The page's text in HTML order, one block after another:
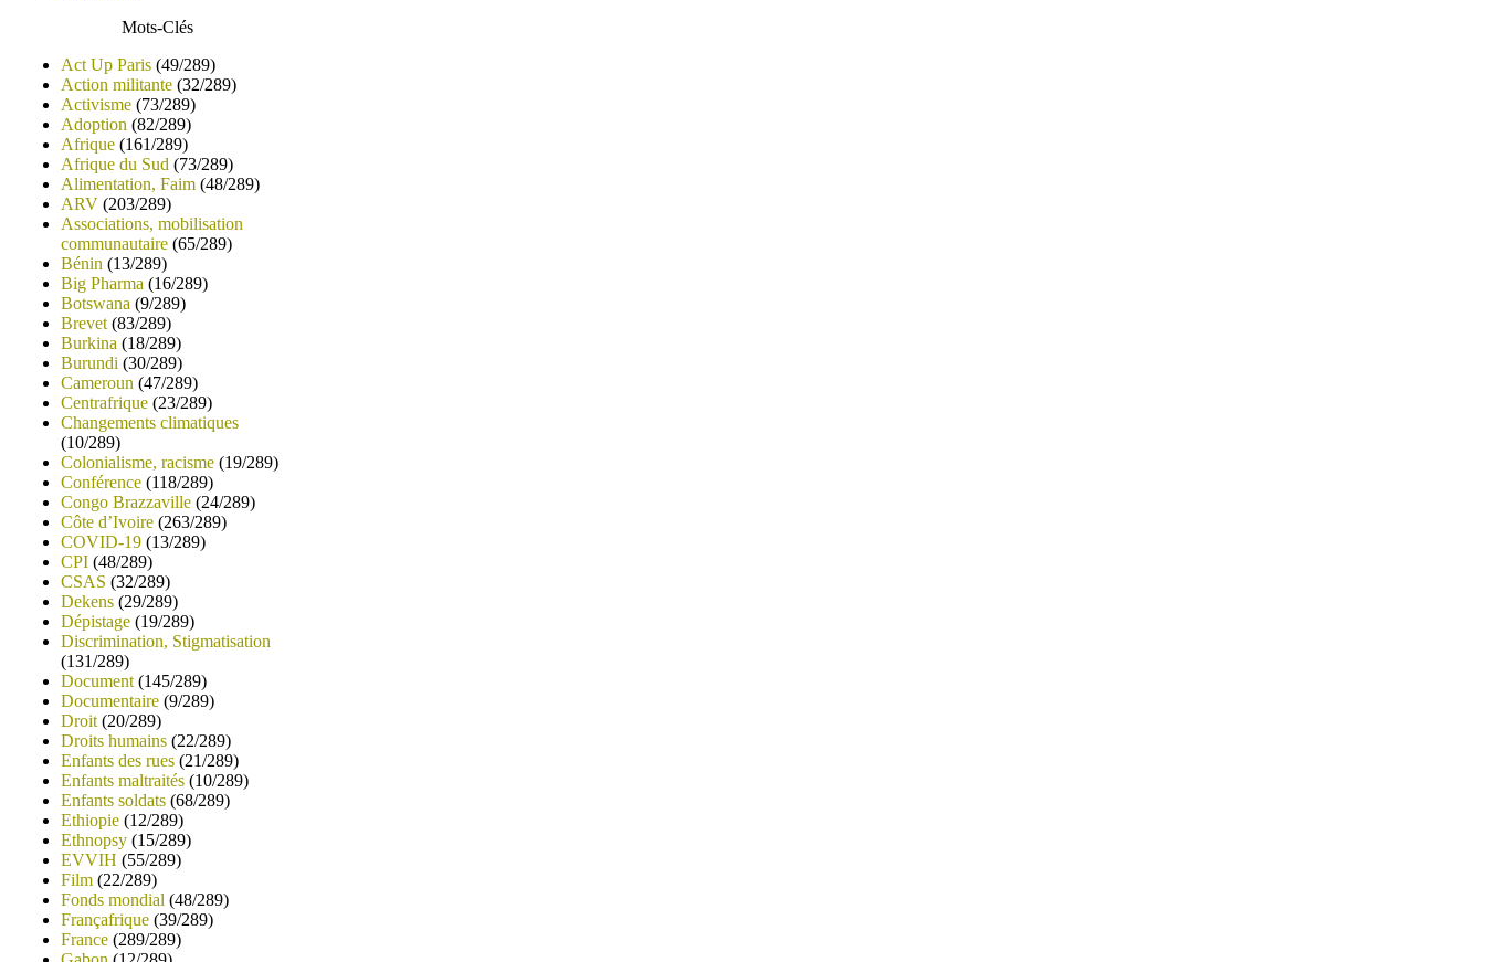
Mots-Clés
Act Up Paris (49/289)
Action militante (32/289)
Activisme (73/289)
Adoption (82/289)
Afrique (161/289)
Afrique du Sud (73/289)
Alimentation, Faim (48/289)
ARV (203/289)
Associations, mobilisation
communautaire (65/289)
Bénin (13/289)
Big Pharma (16/289)
Botswana (9/289)
Brevet (83/289)
Burkina (18/289)
Burundi (30/289)
Cameroun (47/289)
Centrafrique (23/289)
Changements climatiques
(10/289)
Colonialisme, racisme (19/289)
Conférence (118/289)
Congo Brazzaville (24/289)
Côte d’Ivoire (263/289)
COVID-19 (13/289)
CPI (48/289)
CSAS (32/289)
Dekens (29/289)
Dépistage (19/289)
Discrimination, Stigmatisation
(131/289)
Document (145/289)
Documentaire (9/289)
Droit (20/289)
Droits humains (22/289)
Enfants des rues (21/289)
Enfants maltraités (10/289)
Enfants soldats (68/289)
Ethiopie (12/289)
Ethnopsy (15/289)
EVVIH (55/289)
Film (22/289)
Fonds mondial (48/289)
Françafrique (39/289)
France (289/289)